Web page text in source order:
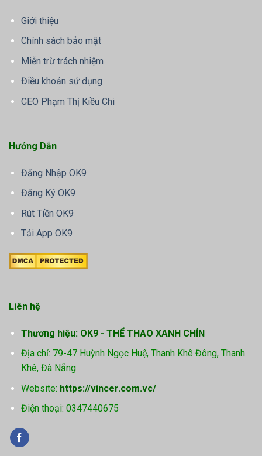
Giới thiệu
Chính sách bảo mật
Miễn trừ trách nhiệm
Điều khoản sử dụng
CEO Phạm Thị Kiều Chi
Hướng Dẫn
Đăng Nhập OK9
Đăng Ký OK9
Rút Tiền OK9
Tải App OK9
Liên hệ
Thương hiệu: OK9 - THỂ THAO XANH CHÍN
Địa chỉ: 79-47 Huỳnh Ngọc Huệ, Thanh Khê Đông, Thanh
Khê, Đà Nẵng
Website: https://vincer.com.vc/
Điện thoại: 0347440675